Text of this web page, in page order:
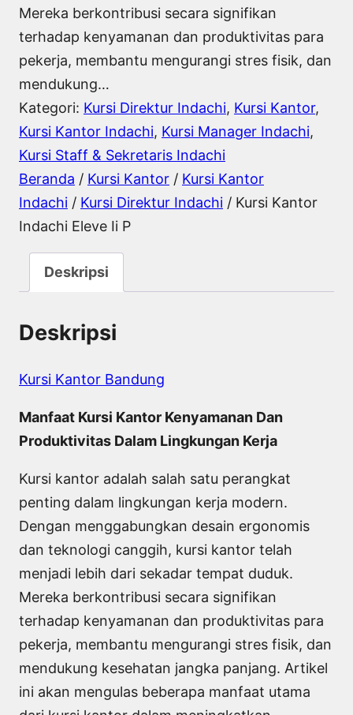
Mereka berkontribusi secara signifikan
terhadap kenyamanan dan produktivitas para
pekerja, membantu mengurangi stres fisik, dan
mendukung…
Kategori: Kursi Direktur Indachi, Kursi Kantor
Kursi Kantor Indachi, Kursi Manager Indachi
Kursi Staff & Sekretaris Indachi
Beranda / Kursi Kantor / Kursi Kantor
Indachi / Kursi Direktur Indachi / Kursi Kantor
Indachi Eleve Ii P
Deskripsi
Deskripsi
Kursi Kantor Bandung
Manfaat Kursi Kantor Kenyamanan Dan
Produktivitas Dalam Lingkungan Kerja
Kursi kantor adalah salah satu perangkat
penting dalam lingkungan kerja modern.
Dengan menggabungkan desain ergonomis
dan teknologi canggih, kursi kantor telah
menjadi lebih dari sekadar tempat duduk.
Mereka berkontribusi secara signifikan
terhadap kenyamanan dan produktivitas para
pekerja, membantu mengurangi stres fisik, dan
mendukung kesehatan jangka panjang. Artikel
ini akan mengulas beberapa manfaat utama